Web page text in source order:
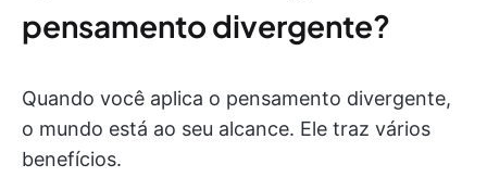
pensamento divergente?
Quando você aplica o pensamento divergente,
o mundo está ao seu alcance. Ele traz vários
benefícios.